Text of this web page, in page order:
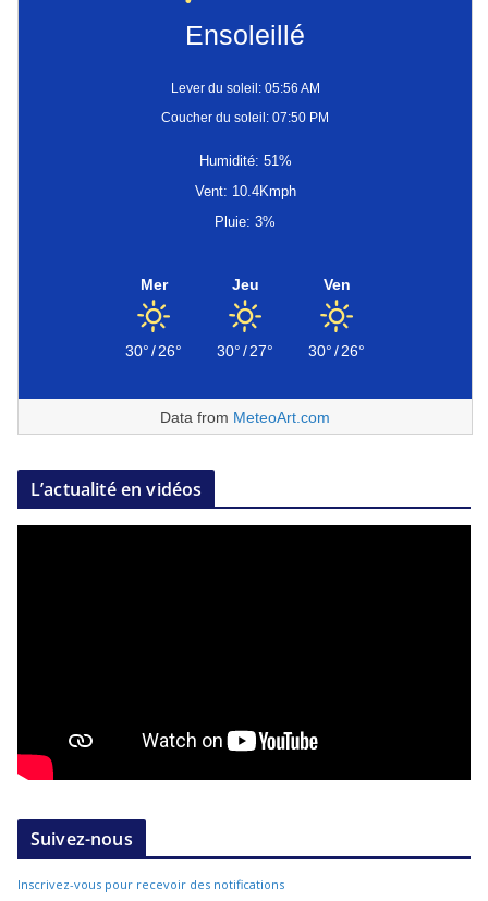
Ensoleillé
Lever du soleil: 05:56 AM
Coucher du soleil: 07:50 PM
Humidité: 51%
Vent: 10.4Kmph
Pluie: 3%
Mer
30°/26°
Jeu
30°/27°
Ven
30°/26°
Data from MeteoArt.com
L’actualité en vidéos
Suivez-nous
Inscrivez-vous pour recevoir des notifications